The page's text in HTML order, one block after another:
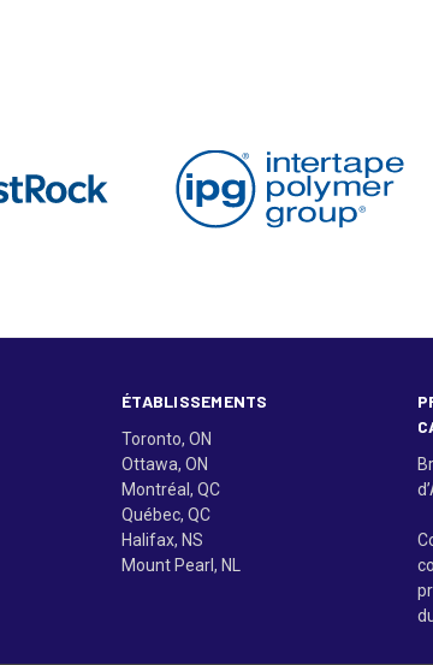
ÉTABLISSEMENTS
Toronto, ON
Ottawa, ON
Montréal, QC
Québec, QC
Halifax, NS
Mount Pearl, NL